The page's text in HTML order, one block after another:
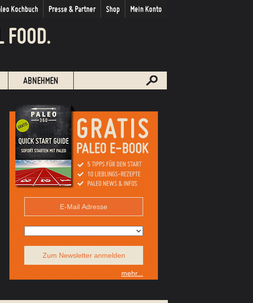
FOOD.
Kochbuch Presse & Partner Shop Mein Konto
ABNEHMEN
Zum Newsletter anmelden
mehr...